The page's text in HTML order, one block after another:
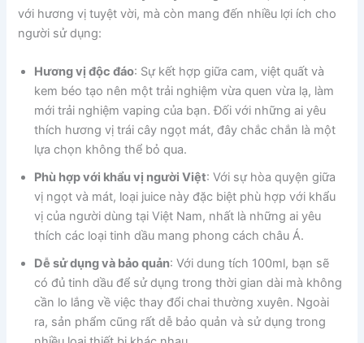
với hương vị tuyệt vời, mà còn mang đến nhiều lợi ích cho
người sử dụng:
Hương vị độc đáo: Sự kết hợp giữa cam, việt quất và
kem béo tạo nên một trải nghiệm vừa quen vừa lạ, làm
mới trải nghiệm vaping của bạn. Đối với những ai yêu
thích hương vị trái cây ngọt mát, đây chắc chắn là một
lựa chọn không thể bỏ qua.
Phù hợp với khẩu vị người Việt: Với sự hòa quyện giữa
vị ngọt và mát, loại juice này đặc biệt phù hợp với khẩu
vị của người dùng tại Việt Nam, nhất là những ai yêu
thích các loại tinh dầu mang phong cách châu Á.
Dễ sử dụng và bảo quản: Với dung tích 100ml, bạn sẽ
có đủ tinh dầu để sử dụng trong thời gian dài mà không
cần lo lắng về việc thay đổi chai thường xuyên. Ngoài
ra, sản phẩm cũng rất dễ bảo quản và sử dụng trong